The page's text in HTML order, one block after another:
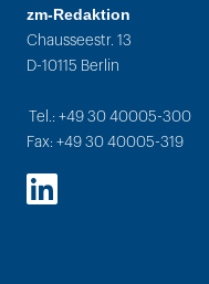
zm-Redaktion
Chausseestr. 13
D-10115 Berlin
Tel.: +49 30 40005-300
Fax: +49 30 40005-319
LinkedIn